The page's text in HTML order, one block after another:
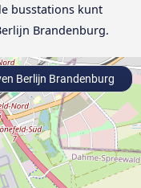
busstations kunt
Brandenburg.
Berlijn Brandenburg